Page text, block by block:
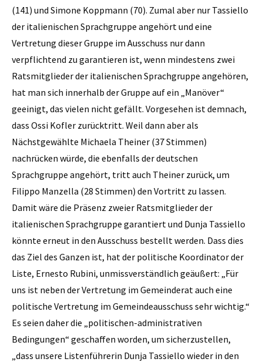
(141) und Simone Koppmann (70). Zumal aber nur Tassiello
der italienischen Sprachgruppe angehört und eine
Vertretung dieser Gruppe im Ausschuss nur dann
verpflichtend zu garantieren ist, wenn mindestens zwei
Ratsmitglieder der italienischen Sprachgruppe angehören,
hat man sich innerhalb der Gruppe auf ein „Manöver“
geeinigt, das vielen nicht gefällt. Vorgesehen ist demnach,
dass Ossi Kofler zurücktritt. Weil dann aber als
Nächstgewählte Michaela Theiner (37 Stimmen)
nachrücken würde, die ebenfalls der deutschen
Sprachgruppe angehört, tritt auch Theiner zurück, um
Filippo Manzella (28 Stimmen) den Vortritt zu lassen.
Damit wäre die Präsenz zweier Ratsmitglieder der
italienischen Sprachgruppe garantiert und Dunja Tassiello
könnte erneut in den Ausschuss bestellt werden. Dass dies
das Ziel des Ganzen ist, hat der politische Koordinator der
Liste, Ernesto Rubini, unmissverständlich geäußert: „Für
uns ist neben der Vertretung im Gemeinderat auch eine
politische Vertretung im Gemeindeausschuss sehr wichtig.“
Es seien daher die „politischen-administrativen
Bedingungen“ geschaffen worden, um sicherzustellen,
„dass unsere Listenführerin Dunja Tassiello wieder in den